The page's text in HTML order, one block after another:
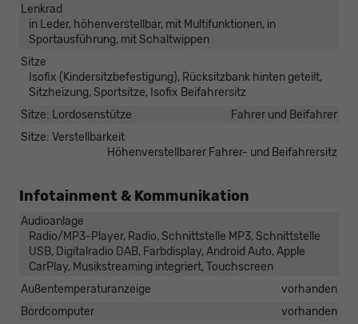
Lenkrad
in Leder, höhenverstellbar, mit Multifunktionen, in
Sportausführung, mit Schaltwippen
Sitze
Isofix (Kindersitzbefestigung), Rücksitzbank hinten geteilt,
Sitzheizung, Sportsitze, Isofix Beifahrersitz
Sitze: Lordosenstütze
Fahrer und Beifahrer
Sitze: Verstellbarkeit
Höhenverstellbarer Fahrer- und Beifahrersitz
Infotainment & Kommunikation
Audioanlage
Radio/MP3-Player, Radio, Schnittstelle MP3, Schnittstelle
USB, Digitalradio DAB, Farbdisplay, Android Auto, Apple
CarPlay, Musikstreaming integriert, Touchscreen
Außentemperaturanzeige
vorhanden
Bordcomputer
vorhanden